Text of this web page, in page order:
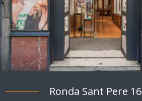
Ronda Sant Pere 16